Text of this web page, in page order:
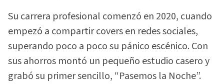
Su carrera profesional comenzó en 2020, cuando
empezó a compartir covers en redes sociales,
superando poco a poco su pánico escénico. Con
sus ahorros montó un pequeño estudio casero y
grabó su primer sencillo, “Pasemos la Noche”.